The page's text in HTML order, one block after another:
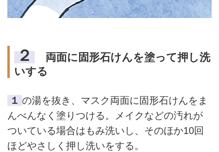
２
両面に固形石けんを塗って押し洗
いする
１ の湯を抜き、マスク両面に固形石けんをま
んべんなく塗りつける。メイクなどの汚れが
ついている場合はもみ洗いし、そのほか10回
ほどやさしく押し洗いをする。